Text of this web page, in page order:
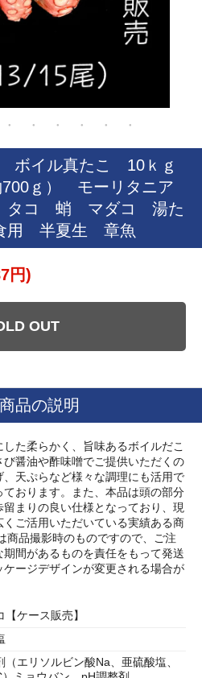
ボイル真たこ 10ｋｇ
700ｇ） モーリタニア
タコ 蛸 マダコ 湯た
用 半夏生 章魚
円)
OUT
商品の説明
た柔らかく、旨味あるボイルだこ
醤油や酢味噌でご提供いただくの
天ぷらなど様々な調理にも活用で
おります。また、本品は頭の部分
まりの良い仕様となっており、現
ご活用いただいている実績ある商
品撮影時のものですので、ご注
間があるものを責任をもって発送
ージデザインが変更される場合が
【ケース販売】
（エリソルビン酸Na、亜硫酸塩、